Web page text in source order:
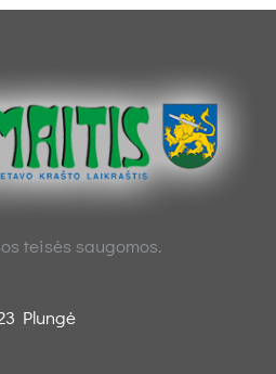
teisės saugomos.
Plungė